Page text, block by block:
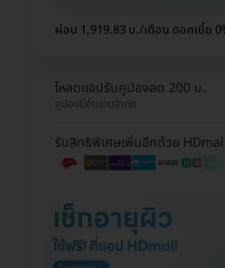
ผ่อน 1,919.83 บ./เดือน ดอกเบี้ย
โหลดแอปรับคูปองลด 200 บ.
คูปองมีจำนวนจำกัด
รับสิทธิพิเศษเพิ่มอีกด้วย